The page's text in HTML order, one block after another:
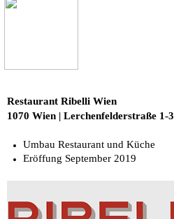
Restaurant Ribelli Wien
1070 Wien | Lerchenfelderstraße 1-3
Umbau Restaurant und Küche
Eröffung September 2019